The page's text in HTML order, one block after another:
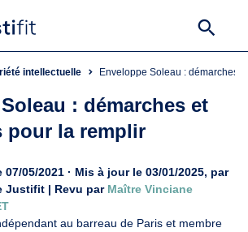
intellectuelle Enveloppe Soleau : démarches
: démarches et
pour la remplir
07/05/2021 · Mis à jour le 03/01/2025, par
Justifit | Revu par Maître Vinciane
au barreau de Paris et membre